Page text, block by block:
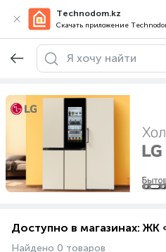
Technodom.kz
Скачать приложение
Доступно в магазинах:
Найдено 0 товаров